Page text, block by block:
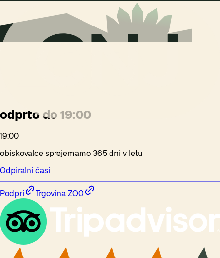
odprto do 19:00
19:00
obiskovalce sprejemamo 365 dni v letu
Odpiralni časi
Podpri Trgovina ZOO